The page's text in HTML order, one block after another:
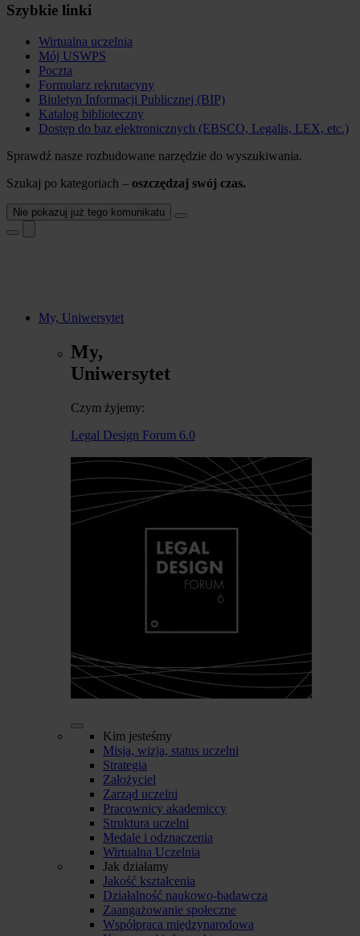
Szybkie linki
Wirtualna uczelnia
Mój USWPS
Poczta
Formularz rekrutacyny
Biuletyn Informacji Publicznej (BIP)
Katalog biblioteczny
Dostęp do baz elektronicznych (EBSCO, Legalis, LEX, etc.)
Sprawdź nasze rozbudowane narzędzie do wyszukiwania.
Szukaj po kategoriach – oszczędzaj swój czas.
Nie pokazuj już tego komunikatu
My, Uniwersytet
My,
Uniwersytet
Czym żyjemy:
Legal Design Forum 6.0
Kim jesteśmy
Misja, wizja, status uczelni
Strategia
Założyciel
Zarząd uczelni
Pracownicy akademiccy
Struktura uczelni
Medale i odznaczenia
Wirtualna Uczelnia
Jak działamy
Jakość kształcenia
Działalność naukowo-badawcza
Zaangażowanie społeczne
Współpraca międzynarodowa